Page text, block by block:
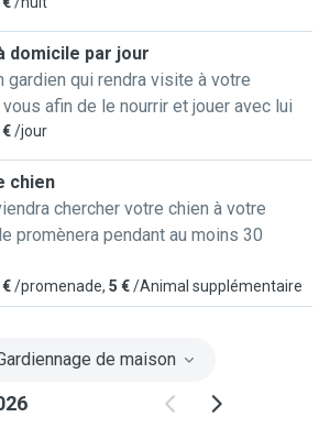
domicile par jour
gardien qui rendra visite à votre
afin de le nourrir et jouer avec lui
/jour
chien
chercher votre chien à votre
promènera pendant au moins 30
€/promenade, 5 €/Animal supplémentaire
de maison